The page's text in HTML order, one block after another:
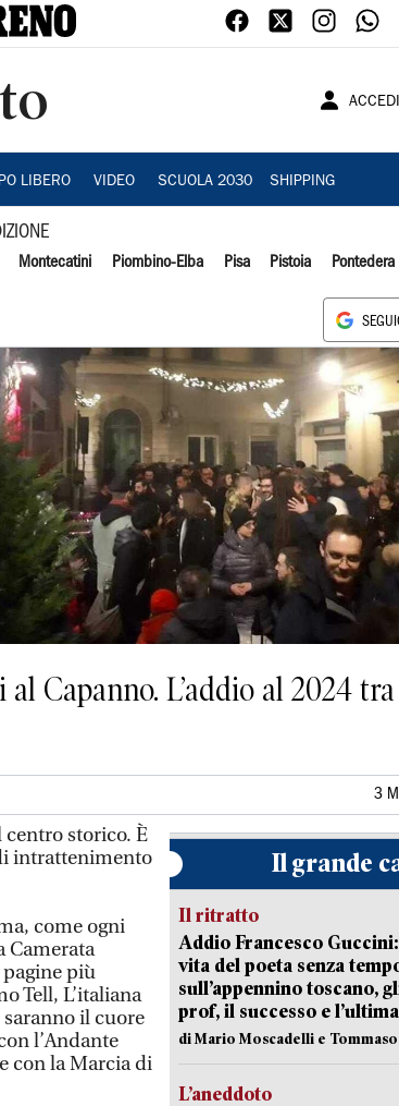
ACCEDI
LIBERO VIDEO SCUOLA 2030 SHIPPING
Montecatini Piombino-Elba Pisa Pistoia Pontedera
Capanno. L’addio al 2024
3
centro storico. È
intrattenimento
come ogni
Camerata
più
Tell, L’italiana
saranno il cuore
l’Andante
con la Marcia di
Il grande
Il ritratto
Addio Francesco
vita del poeta senza
sull’appennino toscano,
prof, il successo e
di Mario Moscadelli e
L’aneddoto